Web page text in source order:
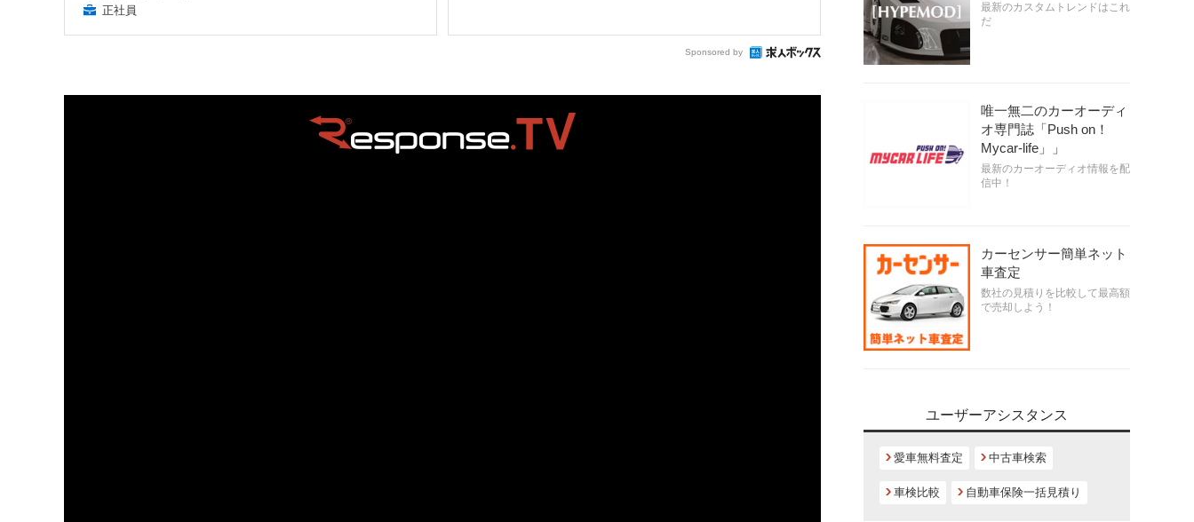
正社員
Sponsored by
最新のカスタムトレンドはこれ
だ
唯一無二のカーオーディ
オ専門誌「Push on！
Mycar-life」」
最新のカーオーディオ情報を配
信中！
カーセンサー簡単ネット
車査定
数社の見積りを比較して最高額
で売却しよう！
ユーザーアシスタンス
愛車無料査定 中古車検索
車検比較 自動車保険一括見積り